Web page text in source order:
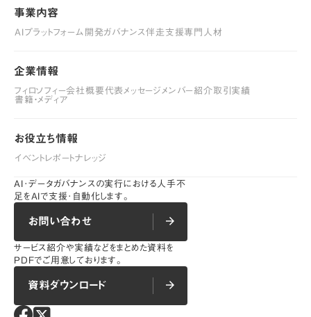
事業内容
事業内容
AIプラットフォーム開発
AIプラットフォーム開発ガバナンス伴走支援
ガバナンス伴走支援専門人材
専門人材
企業情報
企業情報
フィロソフィー
フィロソフィー会社概要
会社概要代表メッセージ
代表メッセージメンバー紹介
メンバー紹介取引実績
取引実績
書籍・メディア
書籍・メディア
お役立ち情報
お役立ち情報
イベントレポート
イベントレポート ナレッジ
ナレッジ
AI･データガバナンスの実行における人手不
足をAIで支援･自動化します。
お問い合わせ
お問い合わせ arrow_forward
サービス紹介や実績などをまとめた資料を
PDFでご用意しております。
資料ダウンロード
資料ダウンロード arrow_forward